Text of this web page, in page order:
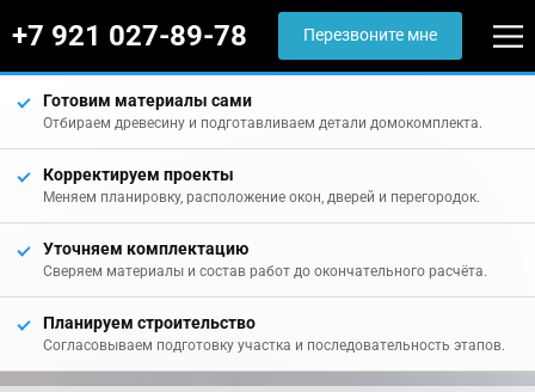
+7 921 027-89-78 Перезвоните мне
Готовим материалы сами
Отбираем древесину и подготавливаем детали домокомплекта.
Корректируем проекты
Меняем планировку, расположение окон, дверей и перегородок.
Уточняем комплектацию
Сверяем материалы и состав работ до окончательного расчёта.
Планируем строительство
Согласовываем подготовку участка и последовательность этапов.